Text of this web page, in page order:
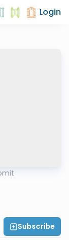
Login
Subscribe